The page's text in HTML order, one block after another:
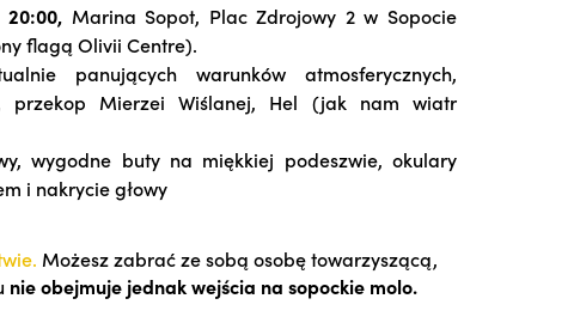
Marina Sopot, Plac Zdrojowy 2 w Sopocie
flagą Olivii Centre).
panujących warunków atmosferycznych,
przekop Mierzei Wiślanej, Hel (jak nam wiatr
wygodne buty na miękkiej podeszwie, okulary
i nakrycie głowy
Możesz zabrać ze sobą osobę towarzyszącą,
nie obejmuje jednak wejścia na sopockie molo.